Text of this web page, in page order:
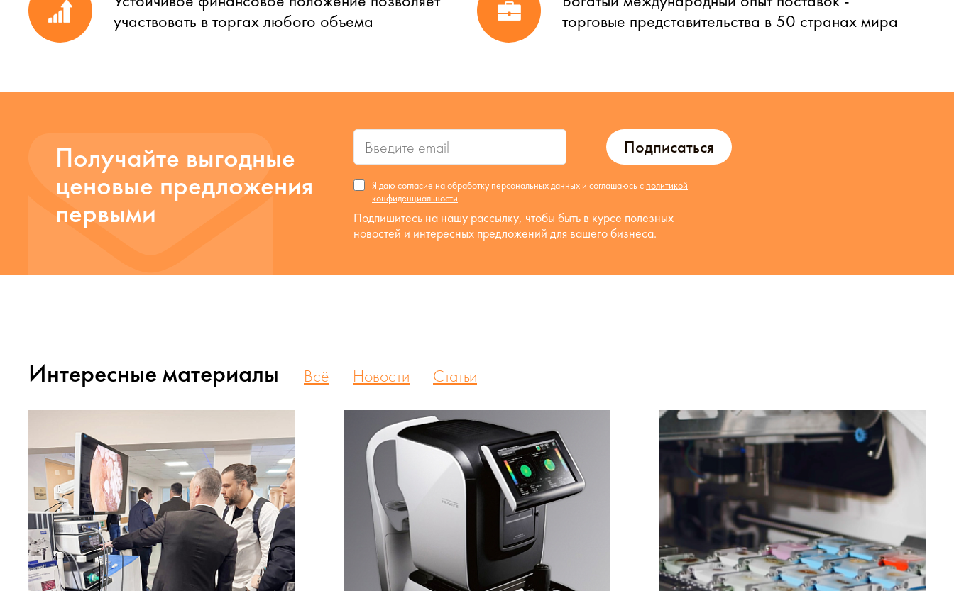
участвовать в торгах любого объема
торговые представительства в 50 странах мира
Получайте выгодные
ценовые предложения
первыми
Подписаться
Я даю согласие на обработку персональных данных и соглашаюсь с политикой
конфиденциальности
Подпишитесь на нашу рассылку, чтобы быть в курсе полезных
новостей и интересных предложений для вашего бизнеса.
Интересные материалы Всё Новости Статьи